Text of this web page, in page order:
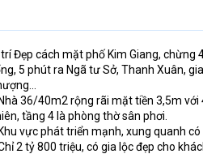
Đẹp cách mặt phố Kim Giang, chừng
5 phút ra Ngã tư Sở, Thanh Xuân,
36/40m2 rộng rãi mặt tiền 3,5m
tầng 4 là phòng thờ sân phơi.
vực phát triển mạnh, xung quanh
2 tỷ 800 triệu, có gia lộc đẹp cho